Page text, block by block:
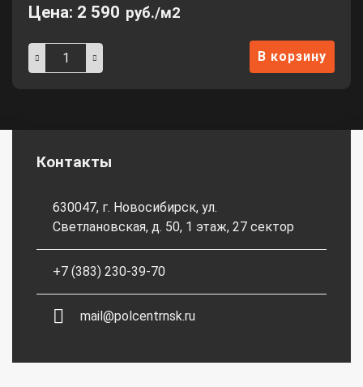
Цена: 2 590 руб./м2
В корзину
Контакты
630047, г. Новосибирск, ул.
Светлановская, д. 50, 1 этаж, 27 сектор
+7 (383) 230-39-70
mail@polcentrnsk.ru